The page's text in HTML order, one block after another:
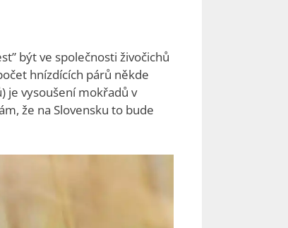
být ve společnosti živočichů
hnízdících párů někde
je vysoušení mokřadů v
že na Slovensku to bude